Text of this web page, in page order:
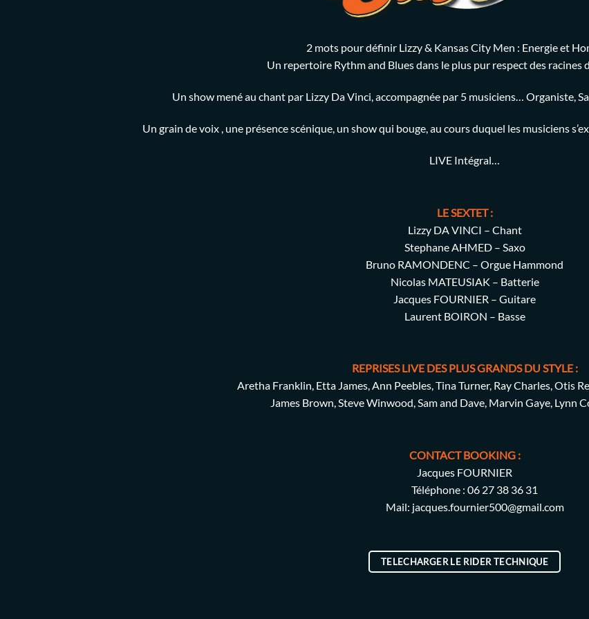
2 mots pour définir Lizzy & Kansas City Men : Energie et
Un repertoire Rythm and Blues dans le plus pur respect des racines
Un show mené au chant par Lizzy Da Vinci, accompagnée par 5 musiciens… Organiste,
Un grain de voix , une présence scénique, un show qui bouge, au cours duquel les musiciens
LIVE Intégral…
LE SEXTET :
Lizzy DA VINCI – Chant
Stephane AHMED – Saxo
Bruno RAMONDENC – Orgue Hammond
Nicolas MATEUSIAK – Batterie
Jacques FOURNIER – Guitare
Laurent BOIRON – Basse
REPRISES LIVE DES PLUS GRANDS DU STYLE :
Aretha Franklin, Etta James, Ann Peebles, Tina Turner, Ray Charles, Otis
James Brown, Steve Winwood, Sam and Dave, Marvin Gaye, Lynn
CONTACT BOOKING :
Jacques FOURNIER
Téléphone : 06 27 38 36 31
Mail: jacques.fournier500@gmail.com
TELECHARGER LE RIDER TECHNIQUE